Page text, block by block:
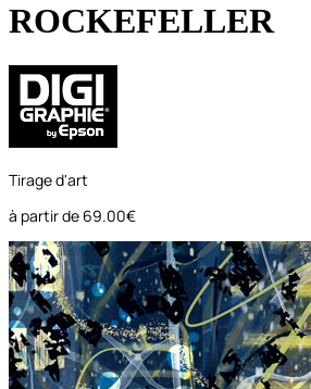
ROCKEFELLER
Tirage d'art
à partir de 69.00€